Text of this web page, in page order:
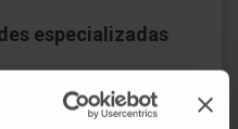
especializadas